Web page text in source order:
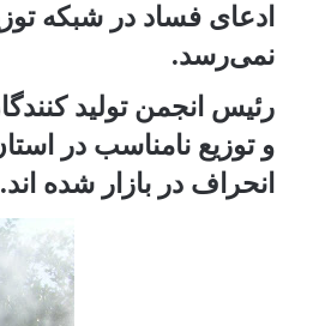
ادعای فساد در شبکه
نمی‌رسد.
رئیس انجمن تولید
و توزیع نامناسب در
انحراف در بازار شده اند.